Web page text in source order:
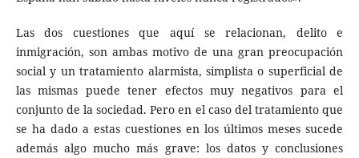
Las dos cuestiones que aquí se relacionan, delito e
inmigración, son ambas motivo de una gran preocupación
social y un tratamiento alarmista, simplista o superficial de
las mismas puede tener efectos muy negativos para el
conjunto de la sociedad. Pero en el caso del tratamiento que
se ha dado a estas cuestiones en los últimos meses sucede
además algo mucho más grave: los datos y conclusiones